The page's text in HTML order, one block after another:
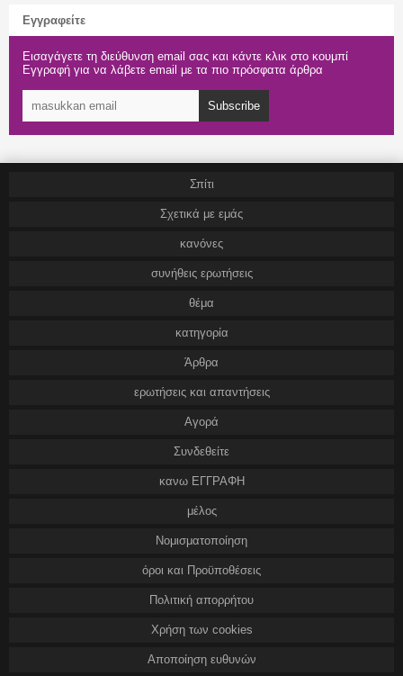
Εγγραφείτε
Εισαγάγετε τη διεύθυνση email σας και κάντε κλικ στο κουμπί
Εγγραφή για να λάβετε email με τα πιο πρόσφατα άρθρα
Subscribe
Σπίτι
Σχετικά με εμάς
κανόνες
συνήθεις ερωτήσεις
θέμα
κατηγορία
Άρθρα
ερωτήσεις και απαντήσεις
Αγορά
Συνδεθείτε
κανω ΕΓΓΡΑΦΗ
μέλος
Νομισματοποίηση
όροι και Προϋποθέσεις
Πολιτική απορρήτου
Χρήση των cookies
Αποποίηση ευθυνών